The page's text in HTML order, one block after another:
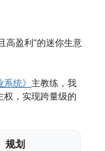
高盈利”的迷你生意
统》 主教练，我
权，实现跨量级的
规划